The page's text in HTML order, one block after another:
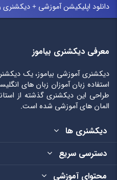
دانلود اپلیکیشن آموزشی + دیکشنری
معرفی دیکشنری بیاموز
دیکشنری آموزشی بیاموز، یک
استفاده زبان آموزان زبان های
طراحی این دیکشنری گذشته از
المان های آموزشی شده است.
دیکشنری ها
دسترسی سریع
محتوای آموزشی